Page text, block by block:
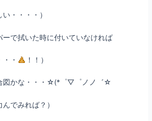
い・・・・）
ーで拭いた時に付いていなければ
・ ！！）
図かな・・・☆(*゜▽゜ノノ゛☆
んでみれば？）